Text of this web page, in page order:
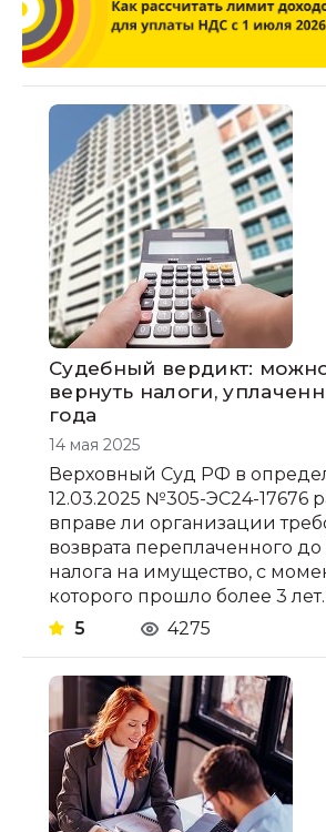
Судебный вердикт:
вернуть налоги,
года
14 мая 2025
Верховный Суд РФ в
12.03.2025 №305-ЭС24-17676
вправе ли организации
возврата переплаченного
налога на имущество, с
которого прошло более 3 лет.
5
4275